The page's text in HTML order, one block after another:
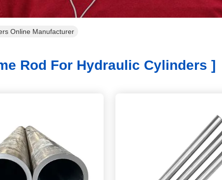
Online Manufacturer
Rod For Hydraulic Cylinders ]